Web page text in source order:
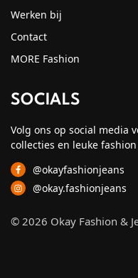
Werken bij
Contact
MORE Fashion
SOCIALS
Volg ons op social media
collecties en leuke
@okayfashionjeans
@okay.fashionjeans
© 2026 Okay Fashion &